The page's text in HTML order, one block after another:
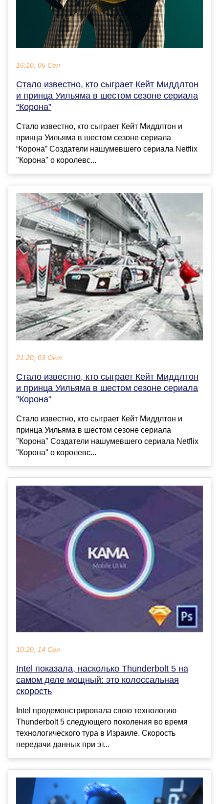
16:10, 05 Сен
Стало известно, кто сыграет Кейт Миддлтон
и принца Уильяма в шестом сезоне сериала
“Корона”
Стало известно, кто сыграет Кейт Миддлтон и
принца Уильяма в шестом сезоне сериала
“Корона” Создатели нашумевшего сериала Netflix
"Корона" о королевс...
21:20, 03 Окт
Стало известно, кто сыграет Кейт Миддлтон
и принца Уильяма в шестом сезоне сериала
"Корона"
Стало известно, кто сыграет Кейт Миддлтон и
принца Уильяма в шестом сезоне сериала
"Корона" Создатели нашумевшего сериала Netflix
"Корона" о королевс...
10:20, 14 Сен
Intel показала, насколько Thunderbolt 5 на
самом деле мощный: это колоссальная
скорость
Intel продемонстрировала свою технологию
Thunderbolt 5 следующего поколения во время
технологического тура в Израиле. Скорость
передачи данных при эт...